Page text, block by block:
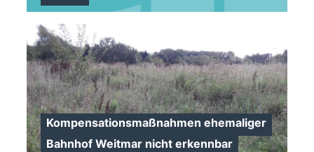
Kompensationsmaßnahmen ehemaliger
Bahnhof Weitmar nicht erkennbar